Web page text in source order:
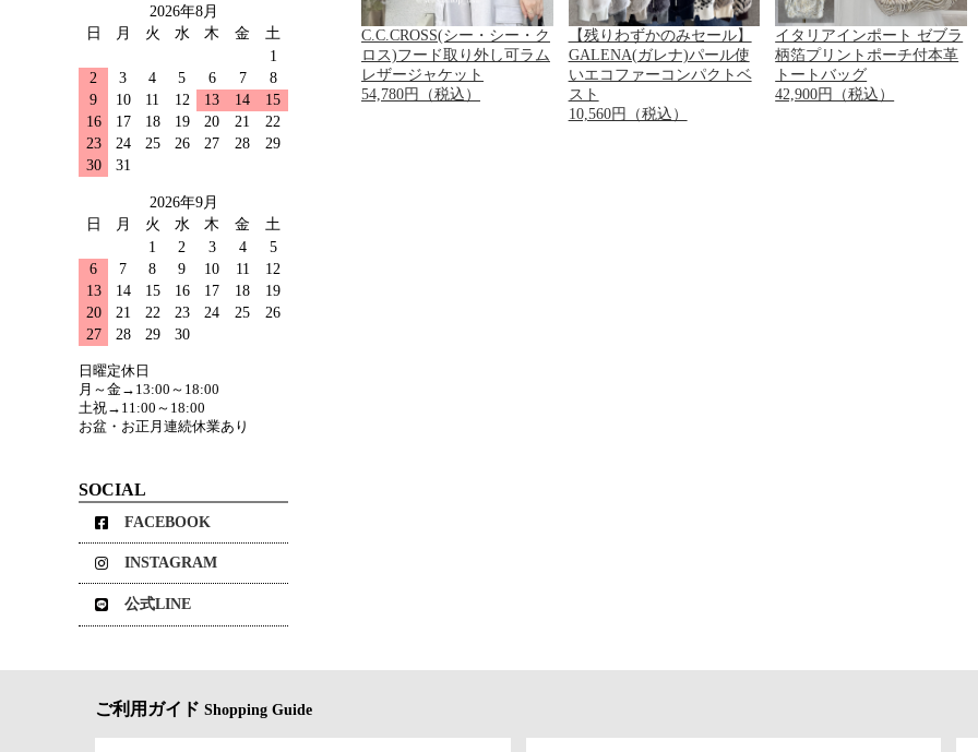
C.C.CROSS(シー・シー・ク
ロス)フード取り外し可ラム
レザージャケット
54,780円（税込）
【残りわずかのみセール】
GALENA(ガレナ)パール使
いエコファーコンパクトベ
スト
10,560円（税込）
イタリアインポート ゼブラ
柄箔プリントポーチ付本革
トートバッグ
42,900円（税込）
2026年8月
日
月 火 水 木 金
土
1
2
3 4 5 6 7
8
9
10 11 12 13 14
15
16
17 18 19 20 21
22
23
24 25 26 27 28
29
30
31
2026年9月
日
月 火 水 木 金
土
1
2 3 4
5
6
7 8 9 10 11
12
13
14 15 16 17 18
19
20
21 22 23 24 25
26
27
28 29 30
日曜定休日
月～金→13:00～18:00
土祝→11:00～18:00
お盆・お正月連続休業あり
SOCIAL
FACEBOOK
INSTAGRAM
公式LINE
ご利用ガイド Shopping Guide